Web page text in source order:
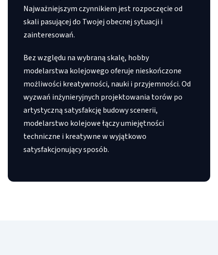
Najważniejszym czynnikiem jest rozpoczęcie od
skali pasującej do Twojej obecnej sytuacji i
zainteresowań.
Bez względu na wybraną skalę, hobby
modelarstwa kolejowego oferuje nieskończone
możliwości kreatywności, nauki i przyjemności. Od
wyzwań inżynieryjnych projektowania torów po
artystyczną satysfakcję budowy scenerii,
modelarstwo kolejowe łączy umiejętności
techniczne i kreatywne w wyjątkowo
satysfakcjonujący sposób.